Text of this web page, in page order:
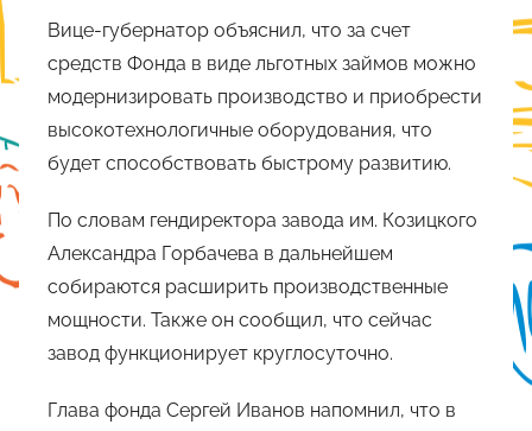
Вице-губернатор объяснил, что за счет
средств Фонда в виде льготных займов можно
модернизировать производство и приобрести
высокотехнологичные оборудования, что
будет способствовать быстрому развитию.
По словам гендиректора завода им. Козицкого
Александра Горбачева в дальнейшем
собираются расширить производственные
мощности. Также он сообщил, что сейчас
завод функционирует круглосуточно.
Глава фонда Сергей Иванов напомнил, что в